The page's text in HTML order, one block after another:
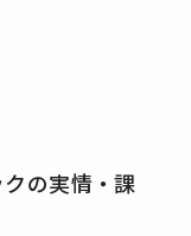
の実情・課